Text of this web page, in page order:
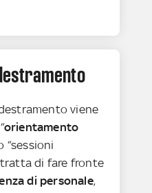
viene
orientamento
“sessioni
tratta di fare fronte
di personale,